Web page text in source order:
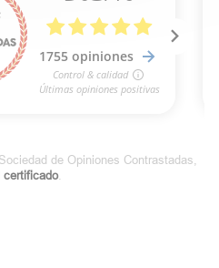
de Opiniones Contrastadas,
certificado.